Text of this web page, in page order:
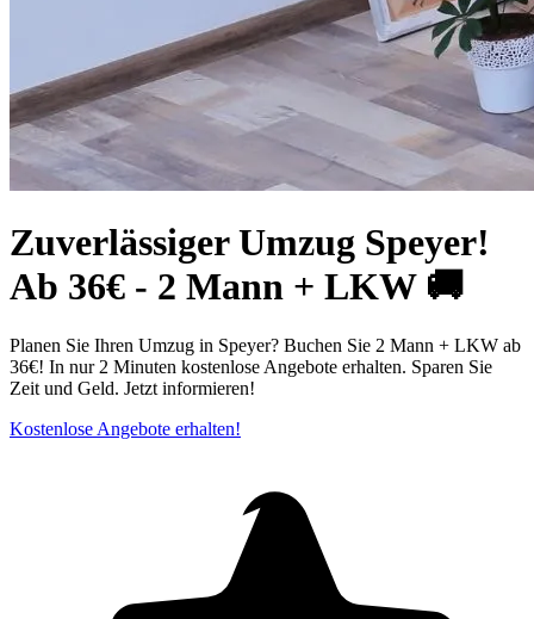
Zuverlässiger Umzug Speyer!
Ab 36€ - 2 Mann + LKW 🚚
Planen Sie Ihren Umzug in Speyer? Buchen Sie 2 Mann + LKW ab
36€! In nur 2 Minuten kostenlose Angebote erhalten. Sparen Sie
Zeit und Geld. Jetzt informieren!
Kostenlose Angebote erhalten!